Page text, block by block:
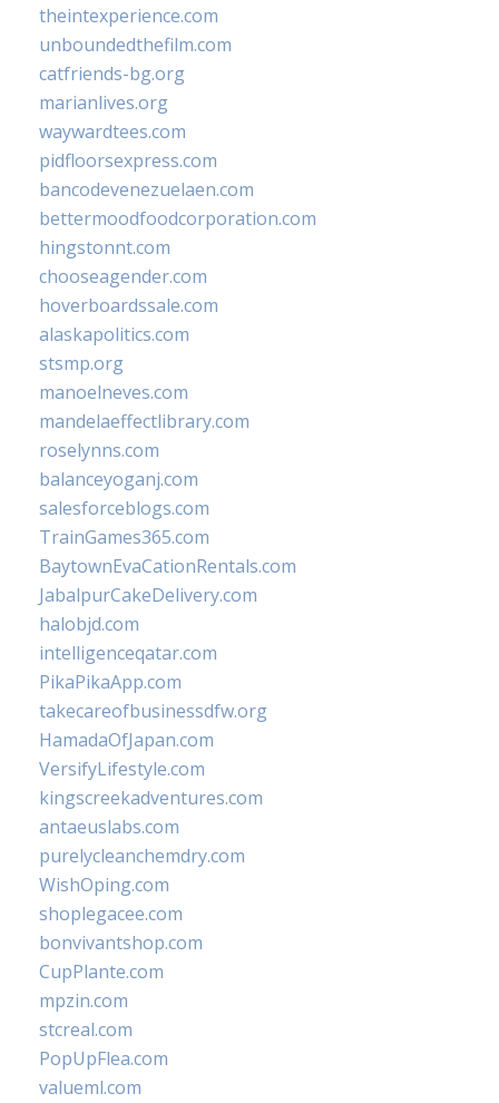
theintexperience.com
unboundedthefilm.com
catfriends-bg.org
marianlives.org
waywardtees.com
pidfloorsexpress.com
bancodevenezuelaen.com
bettermoodfoodcorporation.com
hingstonnt.com
chooseagender.com
hoverboardssale.com
alaskapolitics.com
stsmp.org
manoelneves.com
mandelaeffectlibrary.com
roselynns.com
balanceyoganj.com
salesforceblogs.com
TrainGames365.com
BaytownEvaCationRentals.com
JabalpurCakeDelivery.com
halobjd.com
intelligenceqatar.com
PikaPikaApp.com
takecareofbusinessdfw.org
HamadaOfJapan.com
VersifyLifestyle.com
kingscreekadventures.com
antaeuslabs.com
purelycleanchemdry.com
WishOping.com
shoplegacee.com
bonvivantshop.com
CupPlante.com
mpzin.com
stcreal.com
PopUpFlea.com
valueml.com